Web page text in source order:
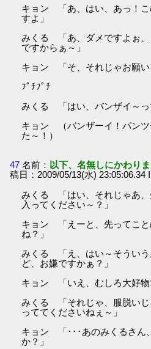
キョン 「あ、はい、あっ！こ
すよ」
みくる 「あ、ダメですよぉ、
ですからぁ～」
キョン 「そ、それじゃお願い
ﾌﾟﾁﾌﾟﾁ
みくる 「はい、バンザイ～っ
キョン （バンザーイ！パンツ
た～！）
47 名前： 以下、名無しにかわり
稿日：2009/05/13(水) 23:05:06.34
みくる 「はい、それじゃあ、
入ってください～？」
キョン 「えーと、先ってこと
ね？」
みくる 「え、はい～そういう
ど、お嫌ですかぁ？」
キョン 「いえ、むしろ大好物
みくる 「それじゃ、服脱い
っててくださいねぇ～」
キョン 「･･･あのみくるさん
か？」